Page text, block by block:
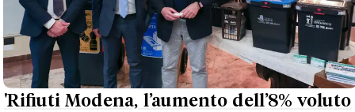
'Rifiuti Modena, l’aumento dell’8% voluto